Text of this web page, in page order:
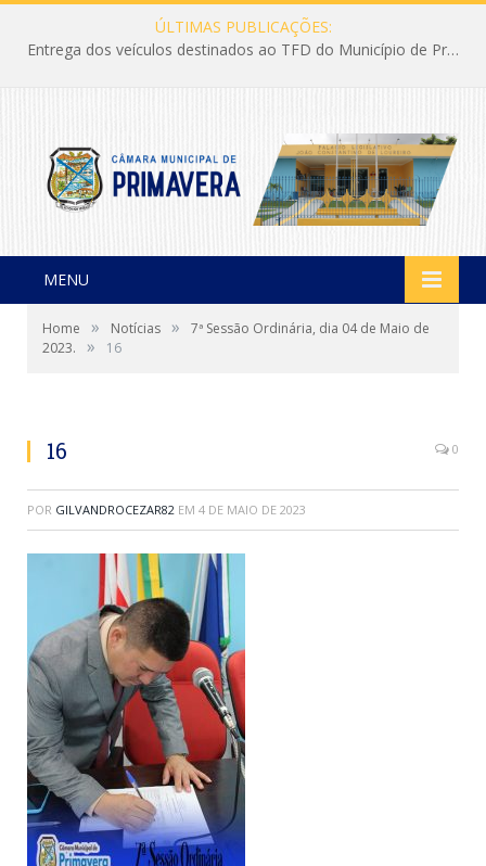
ÚLTIMAS PUBLICAÇÕES:
Entrega dos veículos destinados ao TFD do Município de Primavera
MENU
Home » Notícias »
7ª Sessão Ordinária, dia 04 de Maio de
2023.
» 16
16 0
POR GILVANDROCEZAR82 EM 4 DE MAIO DE 2023